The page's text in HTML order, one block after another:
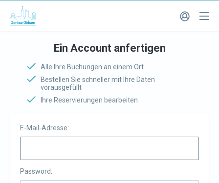
Ein Account anfertigen
Alle Ihre Buchungen an einem Ort
Bestellen Sie schneller mit Ihre Daten
vorausgefüllt
Ihre Reservierungen bearbeiten
E-Mail-Adresse:
Password: